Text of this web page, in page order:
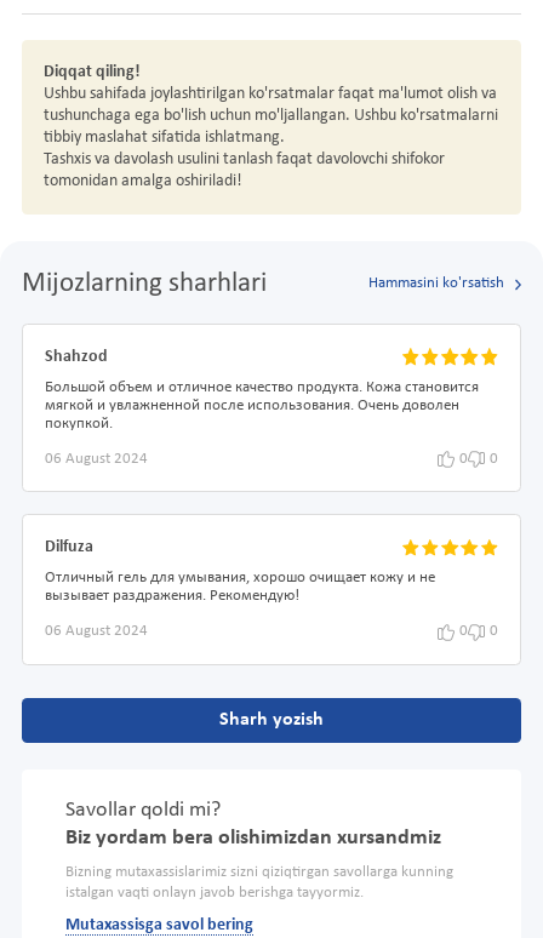
Diqqat qiling!
Ushbu sahifada joylashtirilgan ko'rsatmalar faqat ma'lumot olish va
tushunchaga ega bo'lish uchun mo'ljallangan. Ushbu ko'rsatmalarni
tibbiy maslahat sifatida ishlatmang.
Tashxis va davolash usulini tanlash faqat davolovchi shifokor
tomonidan amalga oshiriladi!
Mijozlarning sharhlari Hammasini ko'rsatish
Shahzod
Большой объем и отличное качество продукта. Кожа становится
мягкой и увлажненной после использования. Очень доволен
покупкой.
06 August 2024 0 0
Dilfuza
Отличный гель для умывания, хорошо очищает кожу и не
вызывает раздражения. Рекомендую!
06 August 2024 0 0
Sharh yozish
Savollar qoldi mi?
Biz yordam bera olishimizdan xursandmiz
Bizning mutaxassislarimiz sizni qiziqtirgan savollarga kunning
istalgan vaqti onlayn javob berishga tayyormiz.
Mutaxassisga savol bering